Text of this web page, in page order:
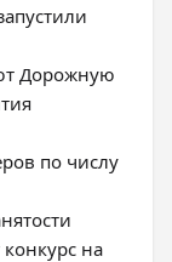
Дорожную
по числу
на